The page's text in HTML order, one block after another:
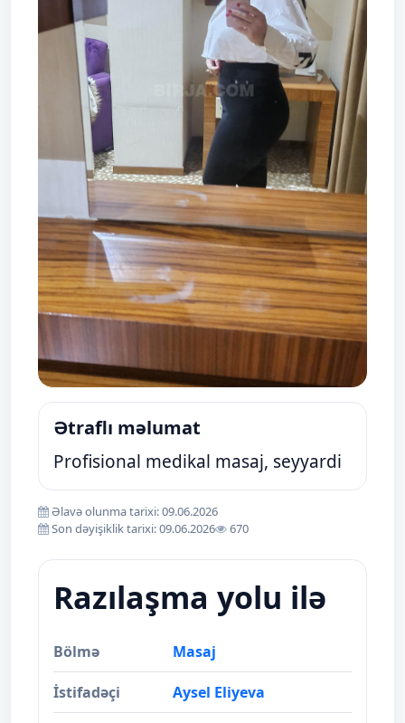
Ətraflı məlumat
Profisional medikal masaj, seyyardi
Əlavə olunma tarixi: 09.06.2026
Son dəyişiklik tarixi: 09.06.2026
670
Razılaşma yolu ilə
Bölmə Masaj
İstifadəçi Aysel Eliyeva